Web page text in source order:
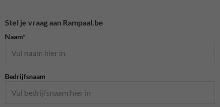
Stel je vraag aan Rampaal.be
Naam*
Bedrijfsnaam